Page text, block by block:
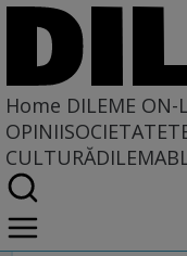
Home DILEME ON-
OPINIISOCIETATE
CULTURĂ
Home
Dileme on-line